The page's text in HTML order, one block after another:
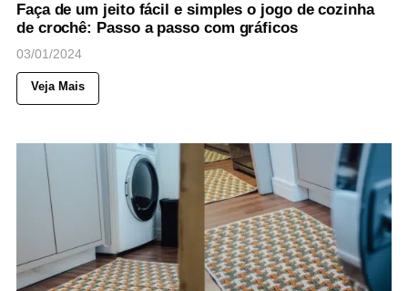
Faça de um jeito fácil e simples o jogo de cozinha
de crochê: Passo a passo com gráficos
03/01/2024
Veja Mais